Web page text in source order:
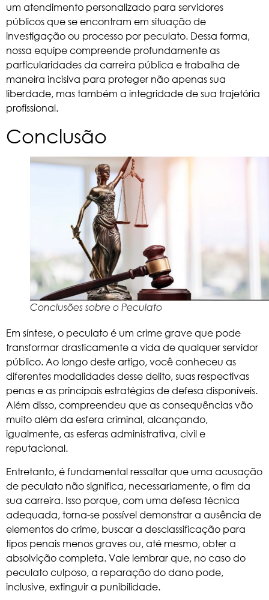
um atendimento personalizado para servidores
públicos que se encontram em situação de
investigação ou processo por peculato. Dessa forma,
nossa equipe compreende profundamente as
particularidades da carreira pública e trabalha de
maneira incisiva para proteger não apenas sua
liberdade, mas também a integridade de sua trajetória
profissional.
Conclusão
Conclusões sobre o Peculato
Em síntese, o peculato é um crime grave que pode
transformar drasticamente a vida de qualquer servidor
público. Ao longo deste artigo, você conheceu as
diferentes modalidades desse delito, suas respectivas
penas e as principais estratégias de defesa disponíveis.
Além disso, compreendeu que as consequências vão
muito além da esfera criminal, alcançando,
igualmente, as esferas administrativa, civil e
reputacional.
Entretanto, é fundamental ressaltar que uma acusação
de peculato não significa, necessariamente, o fim da
sua carreira. Isso porque, com uma defesa técnica
adequada, torna-se possível demonstrar a ausência de
elementos do crime, buscar a desclassificação para
tipos penais menos graves ou, até mesmo, obter a
absolvição completa. Vale lembrar que, no caso do
peculato culposo, a reparação do dano pode,
inclusive, extinguir a punibilidade.